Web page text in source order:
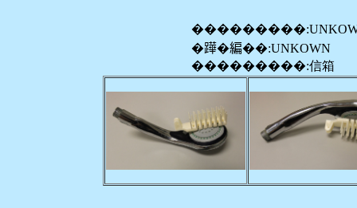
�𨅯�編��:UNKOWN
���������:信箱